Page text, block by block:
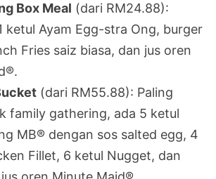
Box Meal (dari RM24.88):
ketul Ayam Egg-stra Ong, burger
Fries saiz biasa, dan jus oren
(dari RM55.88): Paling
family gathering, ada 5 ketul
MB® dengan sos salted egg, 4
Fillet, 6 ketul Nugget, dan